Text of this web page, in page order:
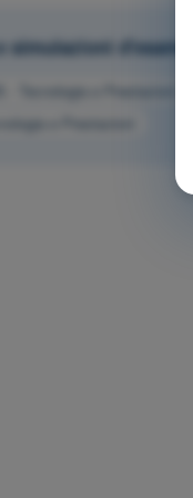
simulazioni
- Tecnologia e Prestazioni
e Prestazioni